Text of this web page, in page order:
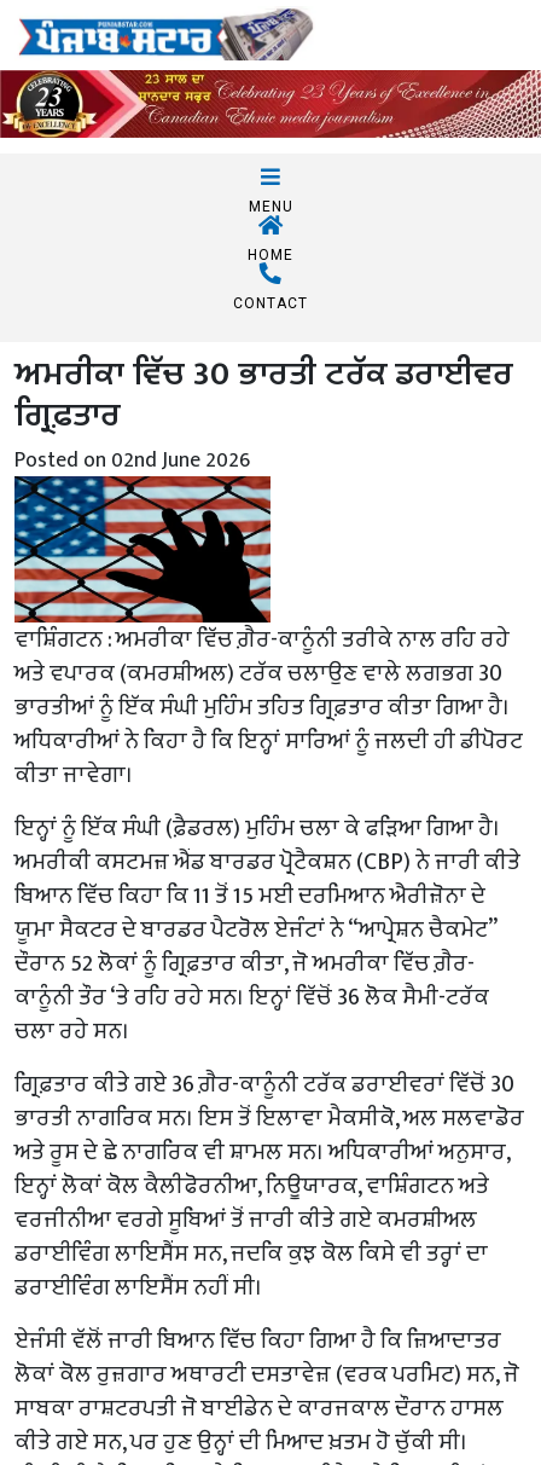
MENU
HOME
CONTACT
ਅਮਰੀਕਾ ਵਿੱਚ 30 ਭਾਰਤੀ ਟਰੱਕ ਡਰਾਈਵਰ
ਗ੍ਰਿਫ਼ਤਾਰ
Posted on 02nd June 2026
ਵਾਸ਼ਿੰਗਟਨ : ਅਮਰੀਕਾ ਵਿੱਚ ਗ਼ੈਰ-ਕਾਨੂੰਨੀ ਤਰੀਕੇ ਨਾਲ ਰਹਿ ਰਹੇ
ਅਤੇ ਵਪਾਰਕ (ਕਮਰਸ਼ੀਅਲ) ਟਰੱਕ ਚਲਾਉਣ ਵਾਲੇ ਲਗਭਗ 30
ਭਾਰਤੀਆਂ ਨੂੰ ਇੱਕ ਸੰਘੀ ਮੁਹਿੰਮ ਤਹਿਤ ਗ੍ਰਿਫ਼ਤਾਰ ਕੀਤਾ ਗਿਆ ਹੈ।
ਅਧਿਕਾਰੀਆਂ ਨੇ ਕਿਹਾ ਹੈ ਕਿ ਇਨ੍ਹਾਂ ਸਾਰਿਆਂ ਨੂੰ ਜਲਦੀ ਹੀ ਡੀਪੋਰਟ
ਕੀਤਾ ਜਾਵੇਗਾ।
ਇਨ੍ਹਾਂ ਨੂੰ ਇੱਕ ਸੰਘੀ (ਫ਼ੈਡਰਲ) ਮੁਹਿੰਮ ਚਲਾ ਕੇ ਫੜਿਆ ਗਿਆ ਹੈ।
ਅਮਰੀਕੀ ਕਸਟਮਜ਼ ਐਂਡ ਬਾਰਡਰ ਪ੍ਰੋਟੈਕਸ਼ਨ (CBP) ਨੇ ਜਾਰੀ ਕੀਤੇ
ਬਿਆਨ ਵਿੱਚ ਕਿਹਾ ਕਿ 11 ਤੋਂ 15 ਮਈ ਦਰਮਿਆਨ ਐਰੀਜ਼ੋਨਾ ਦੇ
ਯੂਮਾ ਸੈਕਟਰ ਦੇ ਬਾਰਡਰ ਪੈਟਰੋਲ ਏਜੰਟਾਂ ਨੇ “ਆਪ੍ਰੇਸ਼ਨ ਚੈਕਮੇਟ”
ਦੌਰਾਨ 52 ਲੋਕਾਂ ਨੂੰ ਗ੍ਰਿਫ਼ਤਾਰ ਕੀਤਾ, ਜੋ ਅਮਰੀਕਾ ਵਿੱਚ ਗ਼ੈਰ-
ਕਾਨੂੰਨੀ ਤੌਰ ‘ਤੇ ਰਹਿ ਰਹੇ ਸਨ। ਇਨ੍ਹਾਂ ਵਿੱਚੋਂ 36 ਲੋਕ ਸੈਮੀ-ਟਰੱਕ
ਚਲਾ ਰਹੇ ਸਨ।
ਗ੍ਰਿਫ਼ਤਾਰ ਕੀਤੇ ਗਏ 36 ਗ਼ੈਰ-ਕਾਨੂੰਨੀ ਟਰੱਕ ਡਰਾਈਵਰਾਂ ਵਿੱਚੋਂ 30
ਭਾਰਤੀ ਨਾਗਰਿਕ ਸਨ। ਇਸ ਤੋਂ ਇਲਾਵਾ ਮੈਕਸੀਕੋ, ਅਲ ਸਲਵਾਡੋਰ
ਅਤੇ ਰੂਸ ਦੇ ਛੇ ਨਾਗਰਿਕ ਵੀ ਸ਼ਾਮਲ ਸਨ। ਅਧਿਕਾਰੀਆਂ ਅਨੁਸਾਰ,
ਇਨ੍ਹਾਂ ਲੋਕਾਂ ਕੋਲ ਕੈਲੀਫੋਰਨੀਆ, ਨਿਊਯਾਰਕ, ਵਾਸ਼ਿੰਗਟਨ ਅਤੇ
ਵਰਜੀਨੀਆ ਵਰਗੇ ਸੂਬਿਆਂ ਤੋਂ ਜਾਰੀ ਕੀਤੇ ਗਏ ਕਮਰਸ਼ੀਅਲ
ਡਰਾਈਵਿੰਗ ਲਾਇਸੈਂਸ ਸਨ, ਜਦਕਿ ਕੁਝ ਕੋਲ ਕਿਸੇ ਵੀ ਤਰ੍ਹਾਂ ਦਾ
ਡਰਾਈਵਿੰਗ ਲਾਇਸੈਂਸ ਨਹੀਂ ਸੀ।
ਏਜੰਸੀ ਵੱਲੋਂ ਜਾਰੀ ਬਿਆਨ ਵਿੱਚ ਕਿਹਾ ਗਿਆ ਹੈ ਕਿ ਜ਼ਿਆਦਾਤਰ
ਲੋਕਾਂ ਕੋਲ ਰੁਜ਼ਗਾਰ ਅਥਾਰਟੀ ਦਸਤਾਵੇਜ਼ (ਵਰਕ ਪਰਮਿਟ) ਸਨ, ਜੋ
ਸਾਬਕਾ ਰਾਸ਼ਟਰਪਤੀ ਜੋ ਬਾਈਡੇਨ ਦੇ ਕਾਰਜਕਾਲ ਦੌਰਾਨ ਹਾਸਲ
ਕੀਤੇ ਗਏ ਸਨ, ਪਰ ਹੁਣ ਉਨ੍ਹਾਂ ਦੀ ਮਿਆਦ ਖ਼ਤਮ ਹੋ ਚੁੱਕੀ ਸੀ।